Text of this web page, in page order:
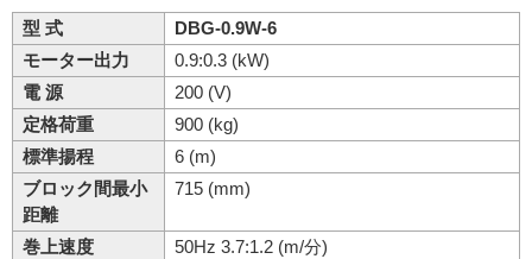
型 式
DBG-0.9W-6
モーター出力
0.9:0.3 (kW)
電 源
200 (V)
定格荷重
900 (kg)
標準揚程
6 (m)
ブロック間最小
距離
715 (mm)
巻上速度
50Hz 3.7:1.2 (m/分)